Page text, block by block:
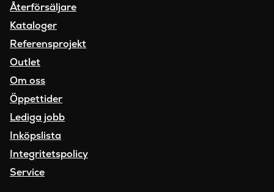
Återförsäljare
Kataloger
Referensprojekt
Outlet
Om oss
Öppettider
Lediga jobb
Inköpslista
Integritetspolicy
Service